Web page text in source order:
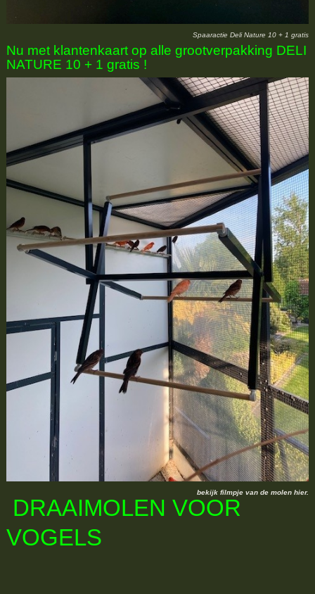
Spaaractie Deli Nature 10 + 1 gratis
Nu met klantenkaart op alle grootverpakking DELI
NATURE 10 + 1 gratis !
bekijk filmpje van de molen hier.
DRAAIMOLEN VOOR
VOGELS